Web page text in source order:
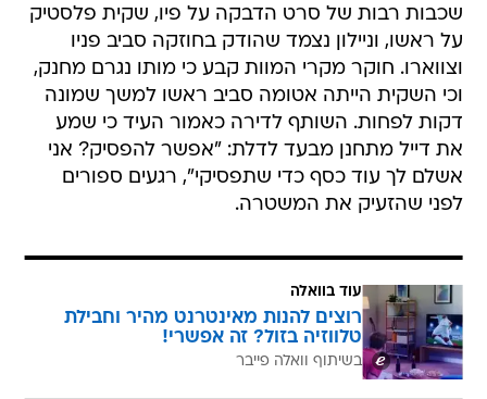
שכבות רבות של סרט הדבקה על פיו, שקית פלסטיק
על ראשו, וניילון נצמד שהודק בחוזקה סביב פניו
וצווארו. חוקר מקרי המוות קבע כי מותו נגרם מחנק,
וכי השקית הייתה אטומה סביב ראשו למשך שמונה
דקות לפחות. השותף לדירה כאמור העיד כי שמע
את דייל מתחנן מבעד לדלת: "אפשר להפסיק? אני
אשלם לך עוד כסף כדי שתפסיקי", רגעים ספורים
לפני שהזעיק את המשטרה.
עוד בוואלה
רוצים להנות מאינטרנט מהיר וחבילת
טלווזיה בזול? זה אפשרי!
בשיתוף וואלה פייבר